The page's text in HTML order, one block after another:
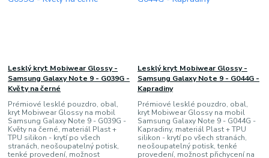
Lesklý kryt Mobiwear Glossy -
Samsung Galaxy Note 9 - G039G -
Květy na černé
Prémiové lesklé pouzdro, obal,
kryt Mobiwear Glossy na mobil
Samsung Galaxy Note 9 - G039G -
Květy na černé, materiál Plast +
TPU silikon - krytí po všech
stranách, neošoupatelný potisk,
tenké provedení, možnost
Lesklý kryt Mobiwear Glossy -
Samsung Galaxy Note 9 - G044G -
Kapradiny
Prémiové lesklé pouzdro, obal,
kryt Mobiwear Glossy na mobil
Samsung Galaxy Note 9 - G044G -
Kapradiny, materiál Plast + TPU
silikon - krytí po všech stranách,
neošoupatelný potisk, tenké
provedení, možnost přichycení na